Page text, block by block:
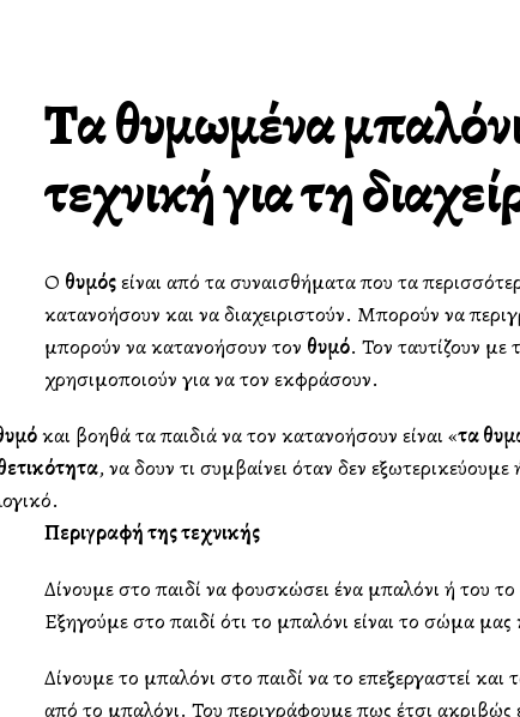
Τα θυμωμένα
τεχνική για τη
Ο θυμός είναι από τα συναισθήματα που τα
κατανοήσουν και να διαχειριστούν. Μπορούν να
μπορούν να κατανοήσουν τον θυμό. Τον ταυτίζουν με
χρησιμοποιούν για να τον εκφράσουν.
και βοηθά τα παιδιά να τον κατανοήσουν είναι «τα
, να δουν τι συμβαίνει όταν δεν
Περιγραφή της τεχνικής
Δίνουμε στο παιδί να φουσκώσει ένα μπαλόνι ή του
Εξηγούμε στο παιδί ότι το μπαλόνι είναι το σώμα μας
Δίνουμε το μπαλόνι στο παιδί να το επεξεργαστεί
από το μπαλόνι. Του περιγράφουμε πως έτσι ακριβώς